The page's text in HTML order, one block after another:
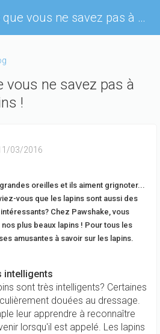
Les 7 choses que vous ne savez pas à propos.... des lapins !
vous ne savez pas à
!
03/2016
oreilles et ils aiment grignoter...
vous que les lapins sont aussi des
Chez Pawshake, vous
plus beaux lapins ! Pour tous les
amusantes à savoir sur les lapins.
intelligents
sont très intelligents? Certaines
douées au dressage.
leur apprendre à reconnaître
lorsqu'il est appelé. Les lapins